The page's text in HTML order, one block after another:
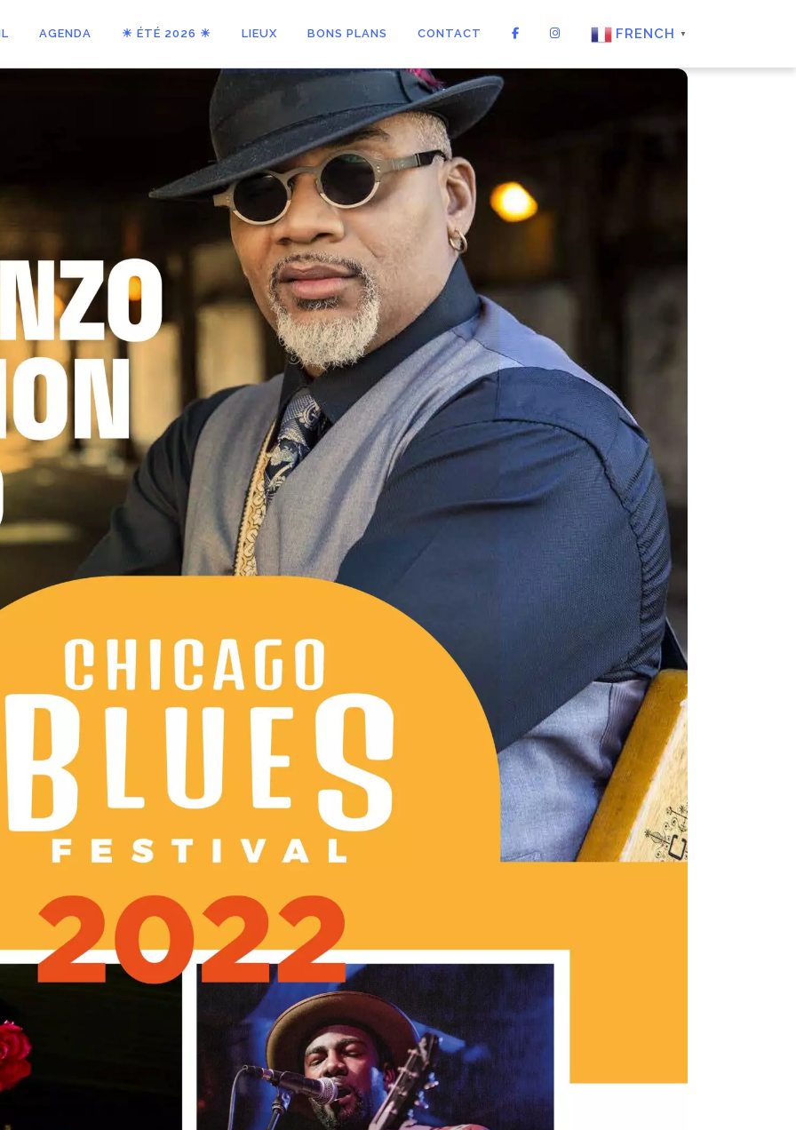
AGENDA ☀ ÉTÉ 2026 ☀ LIEUX BONS PLANS CONTACT FRENCH ▼